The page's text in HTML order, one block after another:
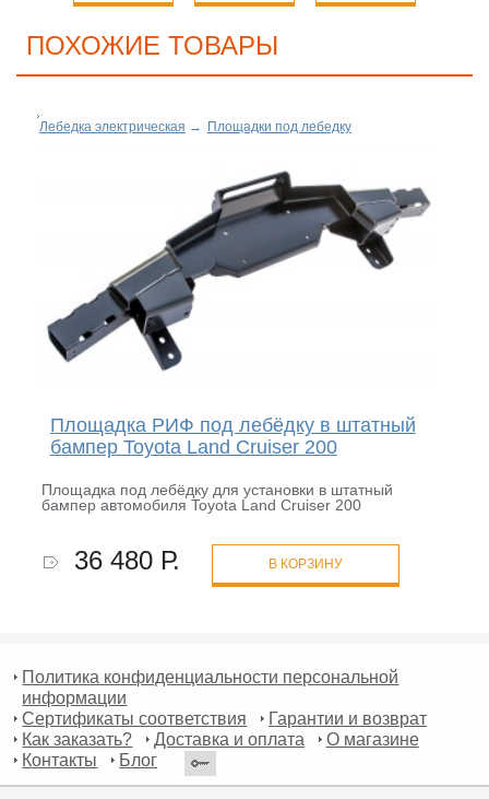
ПОХОЖИЕ ТОВАРЫ
Лебедка электрическая → Площадки под лебедку
Площадка РИФ под лебёдку в штатный
бампер Toyota Land Cruiser 200
Площадка под лебёдку для установки в штатный
бампер автомобиля Toyota Land Cruiser 200
36 480 Р. В КОРЗИНУ
Политика конфиденциальности персональной
информации
Сертификаты соответствия
Гарантии и возврат
Как заказать?
Доставка и оплата
О магазине
Контакты
Блог